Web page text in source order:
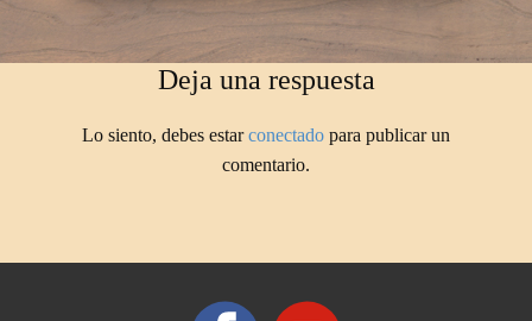
Deja una respuesta
Lo siento, debes estarconectado para publicar un
comentario.